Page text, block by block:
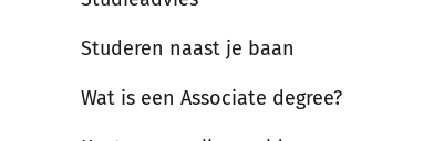
Studeren naast je baan
Wat is een Associate degree?